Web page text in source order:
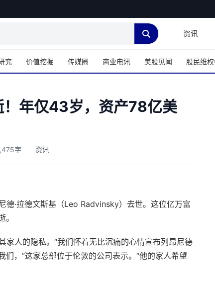
资讯
究 价值挖掘 传媒圈 商业电讯 美股见闻 股民维
！年仅43岁，资产78亿美
字 · 资讯
德·拉德文斯基（Leo Radvinsky）去世。这位亿万富
人的隐私。“我们怀着无比沉痛的心情宣布列昂尼德
，”这家总部位于伦敦的公司表示。“他的家人希望